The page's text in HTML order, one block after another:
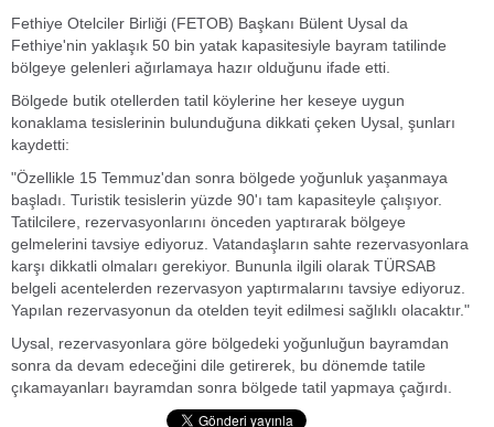
Fethiye Otelciler Birliği (FETOB) Başkanı Bülent Uysal da
Fethiye'nin yaklaşık 50 bin yatak kapasitesiyle bayram tatilinde
bölgeye gelenleri ağırlamaya hazır olduğunu ifade etti.
Bölgede butik otellerden tatil köylerine her keseye uygun
konaklama tesislerinin bulunduğuna dikkati çeken Uysal, şunları
kaydetti:
"Özellikle 15 Temmuz'dan sonra bölgede yoğunluk yaşanmaya
başladı. Turistik tesislerin yüzde 90'ı tam kapasiteyle çalışıyor.
Tatilcilere, rezervasyonlarını önceden yaptırarak bölgeye
gelmelerini tavsiye ediyoruz. Vatandaşların sahte rezervasyonlara
karşı dikkatli olmaları gerekiyor. Bununla ilgili olarak TÜRSAB
belgeli acentelerden rezervasyon yaptırmalarını tavsiye ediyoruz.
Yapılan rezervasyonun da otelden teyit edilmesi sağlıklı olacaktır."
Uysal, rezervasyonlara göre bölgedeki yoğunluğun bayramdan
sonra da devam edeceğini dile getirerek, bu dönemde tatile
çıkamayanları bayramdan sonra bölgede tatil yapmaya çağırdı.